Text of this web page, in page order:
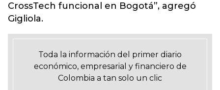
CrossTech funcional en Bogotá”, agregó
Gigliola.
Toda la información del primer diario
económico, empresarial y financiero de
Colombia a tan solo un clic